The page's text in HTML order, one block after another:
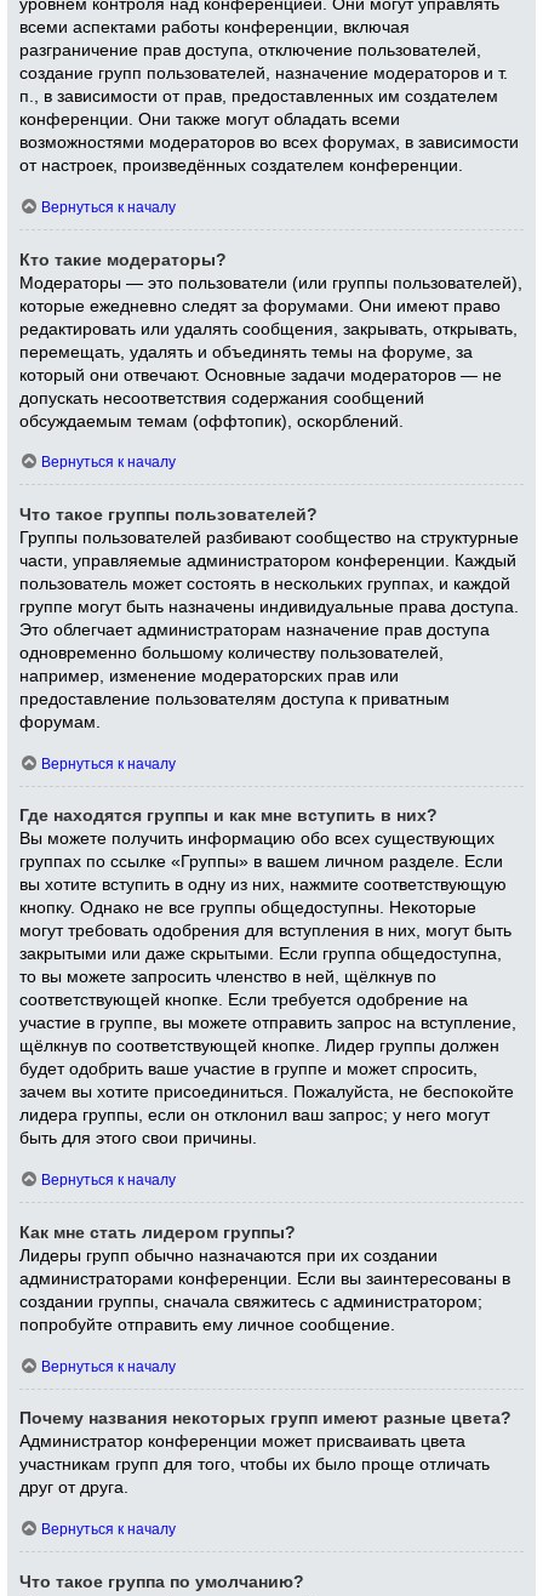
уровнем контроля над конференцией. Они могут управлять
всеми аспектами работы конференции, включая
разграничение прав доступа, отключение пользователей,
создание групп пользователей, назначение модераторов и т.
п., в зависимости от прав, предоставленных им создателем
конференции. Они также могут обладать всеми
возможностями модераторов во всех форумах, в зависимости
от настроек, произведённых создателем конференции.
Вернуться к началу
Кто такие модераторы?
Модераторы — это пользователи (или группы пользователей),
которые ежедневно следят за форумами. Они имеют право
редактировать или удалять сообщения, закрывать, открывать,
перемещать, удалять и объединять темы на форуме, за
который они отвечают. Основные задачи модераторов — не
допускать несоответствия содержания сообщений
обсуждаемым темам (оффтопик), оскорблений.
Вернуться к началу
Что такое группы пользователей?
Группы пользователей разбивают сообщество на структурные
части, управляемые администратором конференции. Каждый
пользователь может состоять в нескольких группах, и каждой
группе могут быть назначены индивидуальные права доступа.
Это облегчает администраторам назначение прав доступа
одновременно большому количеству пользователей,
например, изменение модераторских прав или
предоставление пользователям доступа к приватным
форумам.
Вернуться к началу
Где находятся группы и как мне вступить в них?
Вы можете получить информацию обо всех существующих
группах по ссылке «Группы» в вашем личном разделе. Если
вы хотите вступить в одну из них, нажмите соответствующую
кнопку. Однако не все группы общедоступны. Некоторые
могут требовать одобрения для вступления в них, могут быть
закрытыми или даже скрытыми. Если группа общедоступна,
то вы можете запросить членство в ней, щёлкнув по
соответствующей кнопке. Если требуется одобрение на
участие в группе, вы можете отправить запрос на вступление,
щёлкнув по соответствующей кнопке. Лидер группы должен
будет одобрить ваше участие в группе и может спросить,
зачем вы хотите присоединиться. Пожалуйста, не беспокойте
лидера группы, если он отклонил ваш запрос; у него могут
быть для этого свои причины.
Вернуться к началу
Как мне стать лидером группы?
Лидеры групп обычно назначаются при их создании
администраторами конференции. Если вы заинтересованы в
создании группы, сначала свяжитесь с администратором;
попробуйте отправить ему личное сообщение.
Вернуться к началу
Почему названия некоторых групп имеют разные цвета?
Администратор конференции может присваивать цвета
участникам групп для того, чтобы их было проще отличать
друг от друга.
Вернуться к началу
Что такое группа по умолчанию?